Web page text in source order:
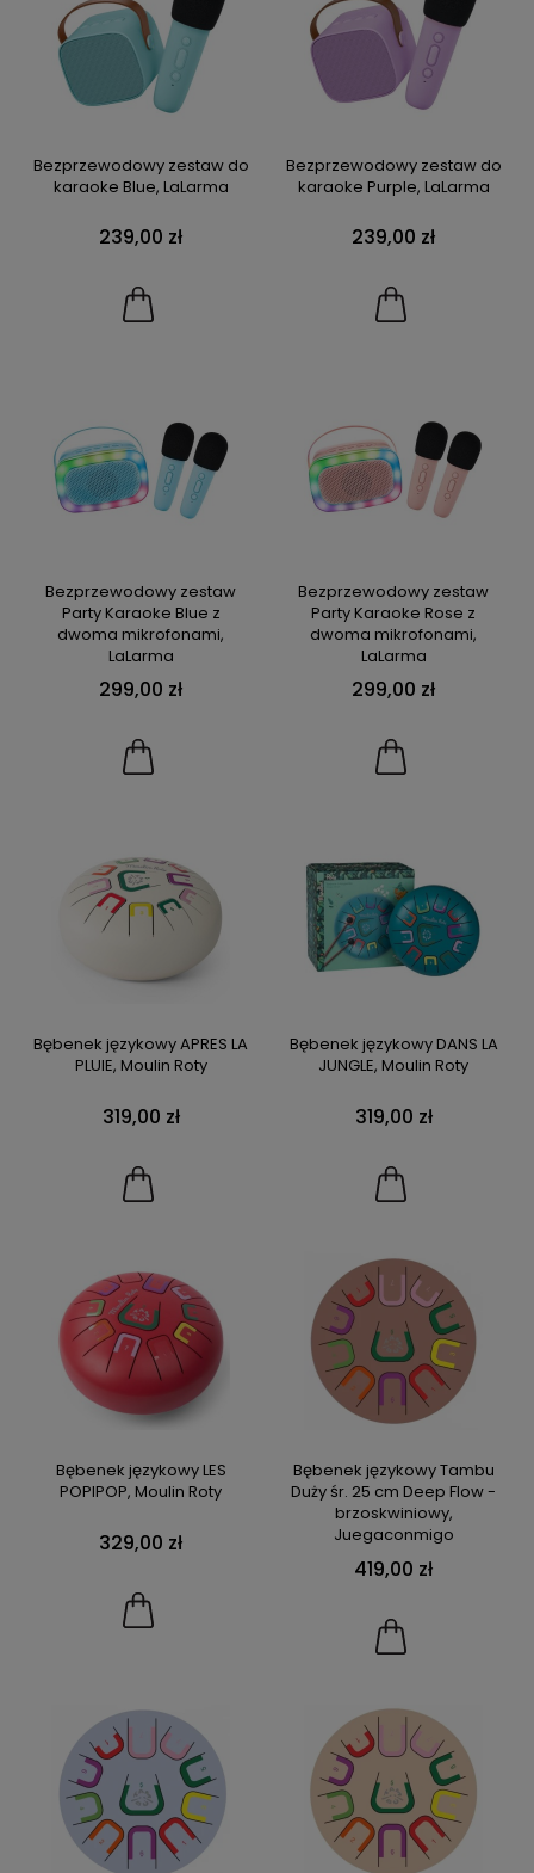
Bezprzewodowy zestaw do
karaoke Blue, LaLarma
239,00 zł
Bezprzewodowy zestaw do
karaoke Purple, LaLarma
239,00 zł
Bezprzewodowy zestaw
Party Karaoke Blue z
dwoma mikrofonami,
LaLarma
299,00 zł
Bezprzewodowy zestaw
Party Karaoke Rose z
dwoma mikrofonami,
LaLarma
299,00 zł
Bębenek językowy APRES LA
PLUIE, Moulin Roty
319,00 zł
Bębenek językowy DANS LA
JUNGLE, Moulin Roty
319,00 zł
Bębenek językowy LES
POPIPOP, Moulin Roty
329,00 zł
Bębenek językowy Tambu
Duży śr. 25 cm Deep Flow -
brzoskwiniowy,
Juegaconmigo
419,00 zł